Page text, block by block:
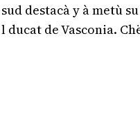
destacà y à metù
ducat de Vasconia.